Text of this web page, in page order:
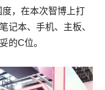
，在本次智博上打
记本、手机、主板、
的C位。